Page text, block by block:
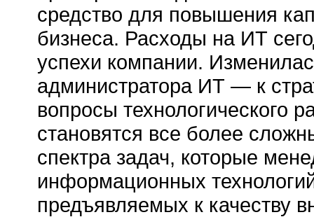
средство для повышения
бизнеса. Расходы на ИТ
успехи компании.
администратора ИТ — к
вопросы технологического
становятся все более
спектра задач, которые
информационных
предъявляемых к качеству